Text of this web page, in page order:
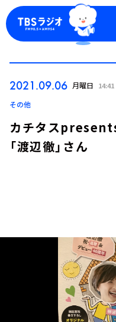
トピックス
TBS Podcast
お知らせ
イベント・グッズ
YouTube
会社情報
2021.09.06 月曜日 14:41
その他
カチタス
「渡辺徹」さん